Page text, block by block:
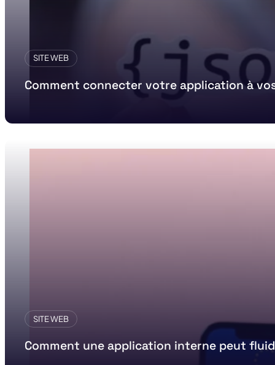
SITE WEB
Comment connecter votre application à
SITE WEB
Comment une application interne peut